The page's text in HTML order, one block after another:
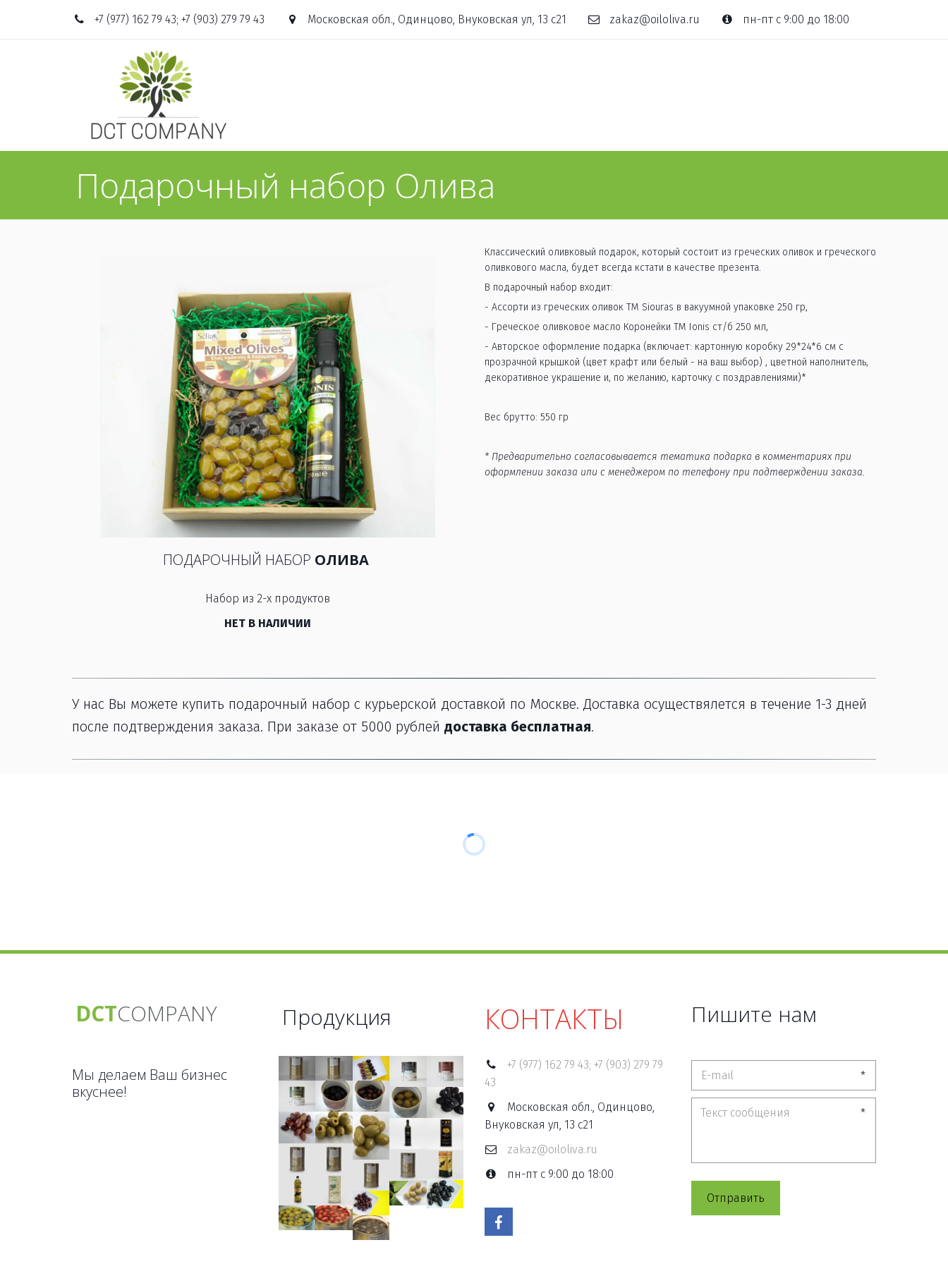
+7 (977) 162 79 43; +7 (903) 279 79 43 Московская обл., Одинцово, Внуковская ул, 13 с21 zakaz@oiloliva.ru пн-пт с 9:00 до 18:00
Подарочный набор Олива
ПОДАРОЧНЫЙ НАБОР ОЛИВА
Набор из 2-х продуктов
НЕТ В НАЛИЧИИ
Классический оливковый подарок, который состоит из греческих оливок и греческого
оливкового масла, будет всегда кстати в качестве презента.
В подарочный набор входит:
- Ассорти из греческих оливок ТМ Siouras в вакуумной упаковке 250 гр,
- Греческое оливковое масло Коронейки ТМ Ionis ст/б 250 мл,
- Авторское оформление подарка (включает: картонную коробку 29*24*6 см с
прозрачной крышкой (цвет крафт или белый - на ваш выбор) , цветной наполнитель,
декоративное украшение и, по желанию, карточку с поздравлениями)*
Вес брутто: 550 гр
* Предварительно согласовывается тематика подарка в комментариях при
оформлении заказа или с менеджером по телефону при подтверждении заказа.
У нас Вы можете купить подарочный набор с курьерской доставкой по Москве. Доставка осуществялется в течение 1-3 дней
после подтверждения заказа. При заказе от 5000 рублей доставка бесплатная.
DCTCO­­­­MPANY
Мы делаем Ваш бизнес
вкуснее!
Продукция КОНТАКТЫ
+7 (977) 162 79 43; +7 (903) 279 79
43
Московская обл., Одинцово,
Внуковская ул, 13 с21
zakaz@oiloliva.ru
пн-пт с 9:00 до 18:00
Пишите нам
*
*
Отправить